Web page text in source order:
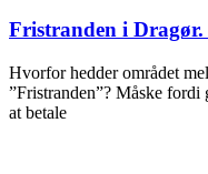
Fristranden i Dragør.
Hvorfor hedder området
”Fristranden”? Måske
at betale